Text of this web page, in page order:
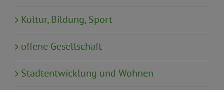
Kultur, Bildung, Sport
offene Gesellschaft
Stadtentwicklung und Wohnen